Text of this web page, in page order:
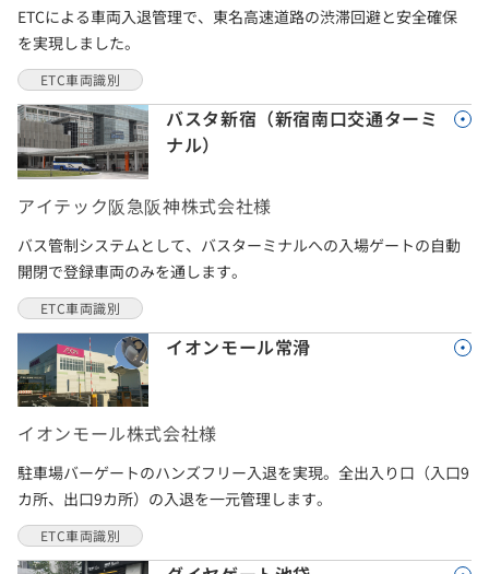
ETCによる車両入退管理で、東名高速道路の渋滞回避と安全確保
を実現しました。
ETC車両識別
バスタ新宿（新宿南口交通ターミ
ナル）
アイテック阪急阪神株式会社様
バス管制システムとして、バスターミナルへの入場ゲートの自動
開閉で登録車両のみを通します。
ETC車両識別
イオンモール常滑
イオンモール株式会社様
駐車場バーゲートのハンズフリー入退を実現。全出入り口（入口9
カ所、出口9カ所）の入退を一元管理します。
ETC車両識別